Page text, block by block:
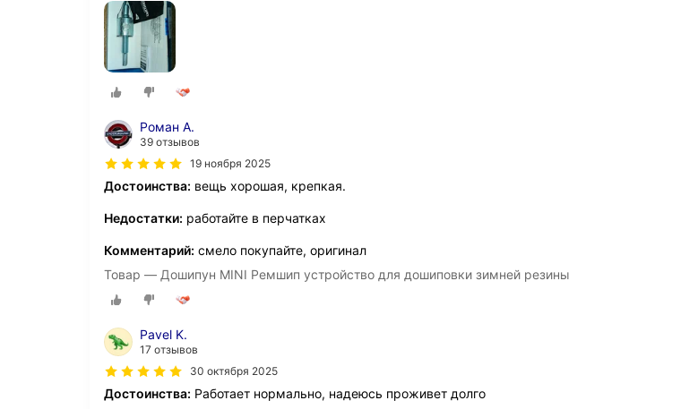
Роман А.
39 отзывов
19 ноября 2025
Достоинства: вещь хорошая, крепкая.
Недостатки: работайте в перчатках
Комментарий: смело покупайте, оригинал
Товар — Дошипун MINI Ремшип устройство для дошиповки зимней резины
Pavel K.
17 отзывов
30 октября 2025
Достоинства: Работает нормально, надеюсь проживет долго